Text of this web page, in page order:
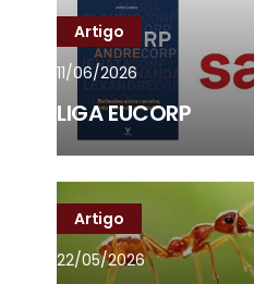
Artigo
11/06/2026
LIGA EUCORP
Artigo
22/05/2026